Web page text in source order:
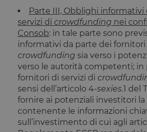
Parte III, Obblighi
servizi di crowdfunding nei
Consob: in tale parte sono
informativi da parte dei fornitori
crowdfunding sia verso i
verso le autorità competenti; in
fornitori di servizi di
sensi dell’articolo 4-sexies.1 del
fornire ai potenziali investitori la
contenente le informazioni
sull’investimento di cui agli
OptanonConsent
OneTrust
.calendly.com